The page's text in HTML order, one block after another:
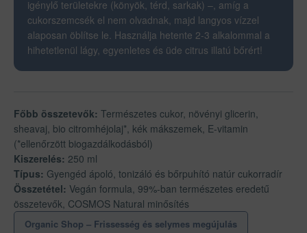
igénylő területekre (könyök, térd, sarkak) –, amíg a
cukorszemcsék el nem olvadnak, majd langyos vízzel
alaposan öblítse le. Használja hetente 2-3 alkalommal a
hihetetlenül lágy, egyenletes és üde citrus illatú bőrért!
Főbb összetevők: Természetes cukor, növényi glicerin,
sheavaj, bio citromhéjolaj*, kék mákszemek, E-vitamin
(*ellenőrzött biogazdálkodásból)
Kiszerelés: 250 ml
Típus: Gyengéd ápoló, tonizáló és bőrpuhító natúr cukorradír
Összetétel: Vegán formula, 99%-ban természetes eredetű
összetevők, COSMOS Natural minősítés
Organic Shop – Frissesség és selymes megújulás